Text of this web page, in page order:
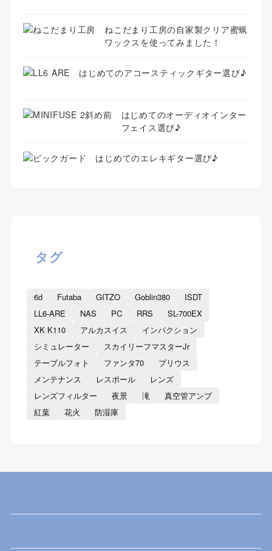
ねこだまり工房の自家製クリア蜜蝋
ワックスを使ってみました！
はじめてのアコースティックギター選び♪
はじめてのオーディオインター
フェイス選び♪
はじめてのエレキギター選び♪
タグ
6d Futaba GITZO Goblin380
ISDT
LL6-ARE
NAS PC RRS
SL-700EX
XK K110
アルカスイス
インパクション
シミュレーター
スカイリーフマスターJr
テーブルフォト
ファンタ70
プリウス
メンテナンス
レスポール
レンズ
レンズフィルター
夜景 滝
真空管アンプ
紅葉
花火 防湿庫